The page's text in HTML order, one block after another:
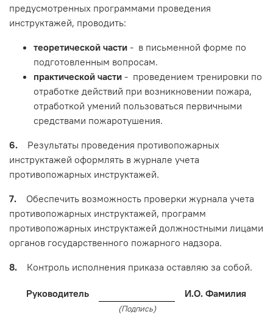
предусмотренных программами проведения
инструктажей, проводить:
теоретической части - в письменной форме по
подготовленным вопросам.
практической части - проведением тренировки по
отработке действий при возникновении пожара,
отработкой умений пользоваться первичными
средствами пожаротушения.
6. Результаты проведения противопожарных
инструктажей оформлять в журнале учета
противопожарных инструктажей.
7. Обеспечить возможность проверки журнала учета
противопожарных инструктажей, программ
противопожарных инструктажей должностными лицами
органов государственного пожарного надзора.
8. Контроль исполнения приказа оставляю за собой.
Руководитель И.О. Фамилия
(Подпись)